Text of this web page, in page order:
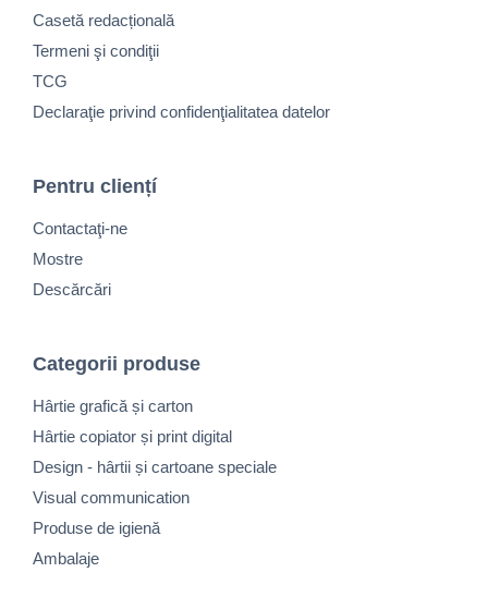
Casetă redacțională
Termeni şi condiţii
TCG
Declaraţie privind confidenţialitatea datelor
Pentru cliențí
Contactaţi-ne
Mostre
Descărcări
Categorii produse
Hârtie grafică și carton
Hârtie copiator și print digital
Design - hârtii și cartoane speciale
Visual communication
Produse de igienă
Ambalaje